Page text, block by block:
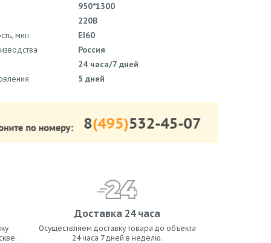
950*1300
220В
мин
EI60
Россия
24 часа/7 дней
5 дней
Доставка 24 часа
Осуществляем доставку товара до объекта
24 часа 7 дней в неделю.